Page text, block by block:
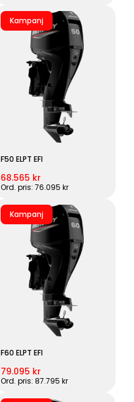
Kampanj
F50 ELPT EFI
68.565 kr
Ord. pris: 76.095 kr
Kampanj
F60 ELPT EFI
79.095 kr
Ord. pris: 87.795 kr